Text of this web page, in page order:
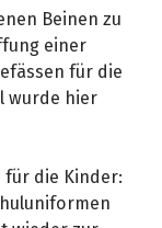
Beinen zu
einer
für die
wurde hier
für die Kinder: